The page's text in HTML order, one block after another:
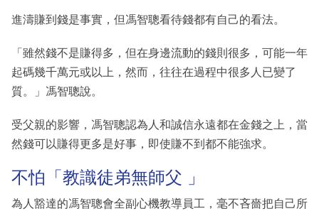
進濤賺到錢是事實，但馮智聰看待錢都有自己的看法。
「雖然錢不是賺得多，但在身邊流動的錢則很多，可能一年
起碼幾千萬元或以上，然而，往往在過程中很多人已變了
質。」馮智聰說。
受父親的影響，馮智聰認為人和誠信永遠都在金錢之上，當
然錢可以賺得更多是好事，即使賺不到都不能強求。
不怕「教識徒弟無師父 」
為人豁達的馮智聰會全副心機教導員工，毫不吝嗇把自己所